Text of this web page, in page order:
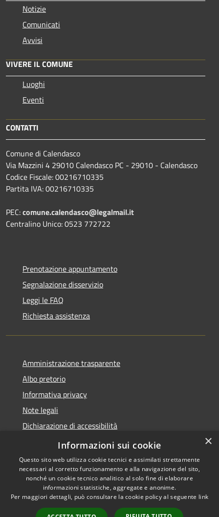
Notizie
Comunicati
Avvisi
VIVERE IL COMUNE
Luoghi
Eventi
CONTATTI
Comune di Calendasco
Via Mazzini 4 29010 Calendasco PC - 29010 - Calendasco
Codice Fiscale: 00216710335
Partita IVA: 00216710335
PEC:comune.calendasco@legalmail.it
Centralino Unico: 0523 772722
Prenotazione appuntamento
Segnalazione disservizio
Leggi le FAQ
Richiesta assistenza
Amministrazione trasparente
Albo pretorio
Informativa privacy
Note legali
Dichiarazione di accessibilità
Piano di miglioramento del sito
Accessibilità
Copyright © 2026 • Comune di
Calendasco • Powered by
Municipium• Accesso
×
Informazioni sui cookie
Questo sito web utilizza cookie tecnici e assimilati strettamente
necessari al corretto funzionamento e alla navigazione del sito,
nonché un cookie tecnico analitico al solo fine di elaborare
informazioni statistiche, aggregate e anonime.
Per maggiori dettagli, può consultare la cookie policy al seguente link